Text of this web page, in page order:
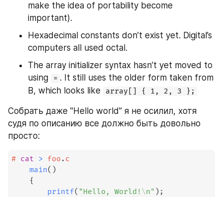
make the idea of portability become
important).
Hexadecimal constants don’t exist yet. Digital’s
computers all used octal.
The array initializer syntax hasn’t yet moved to
using = . It still uses the older form taken from
B, which looks like
array[] { 1, 2, 3 };
Собрать даже "Hello world" я не осилил, хотя
судя по описанию все должно быть довольно
просто:
# cat > foo . c
main( )
{
printf( "Hello, World!\n" ) ;